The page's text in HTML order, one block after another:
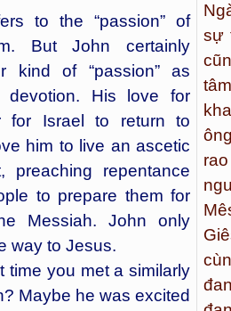
to the “passion” of
But John certainly
kind of “passion” as
devotion. His love for
for Israel to return to
him to live an ascetic
preaching repentance
to prepare them for
Messiah. John only
way to Jesus.
time you met a similarly
Maybe he was excited
sự